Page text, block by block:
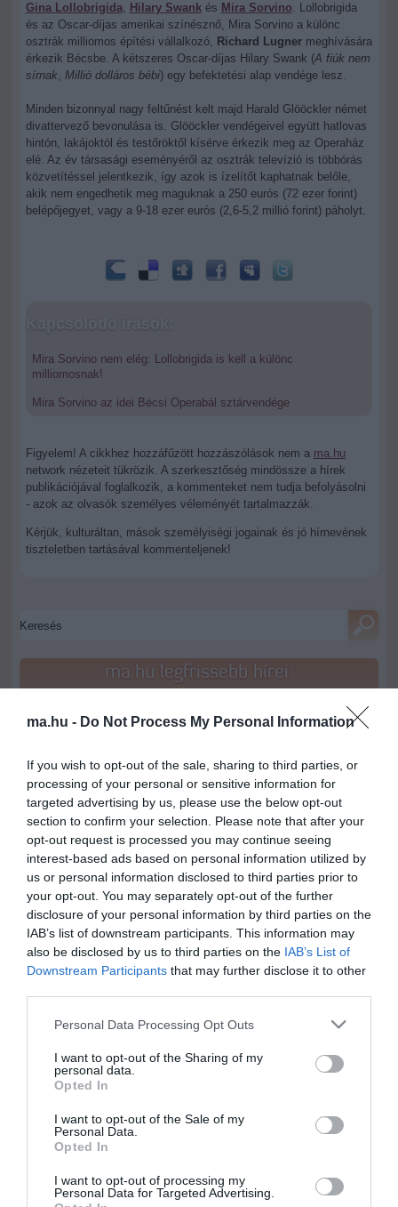
ma.hu - Do Not Process My Personal Information
If you wish to opt-out of the sale, sharing to third parties, or
processing of your personal or sensitive information for
targeted advertising by us, please use the below opt-out
section to confirm your selection. Please note that after your
opt-out request is processed you may continue seeing
interest-based ads based on personal information utilized by
us or personal information disclosed to third parties prior to
your opt-out. You may separately opt-out of the further
disclosure of your personal information by third parties on the
IAB’s list of downstream participants. This information may
also be disclosed by us to third parties on the IAB’s List of
Downstream Participants that may further disclose it to other
Please note that this website/app uses one or more Google
not limited to your visit or usage behaviour. You may click to
grant or deny consent to Google and its third-party tags to
use your data for below specified purposes in below Google
consent section.
Personal Data Processing Opt Outs
I want to opt-out of the Sharing of my
personal data.
Opted In
I want to opt-out of the Sale of my
Personal Data.
Opted In
I want to opt-out of processing my
Personal Data for Targeted Advertising.
Gina Lollobrigida, Hilary Swankés Mira Sorvino. Lollobrigida
és az Oscar-díjas amerikai színésznő, Mira Sorvino a különc
osztrák milliomos építési vállalkozó, Richard Lugnermeghívására
érkezik Bécsbe. A kétszeres Oscar-díjas Hilary Swank (A fiúk nem
sírnak, Millió dolláros bébi) egy befektetési alap vendége lesz.
Minden bizonnyal nagy feltűnést kelt majd Harald Glööckler német
divattervező bevonulása is. Glööckler vendégeivel együtt hatlovas
hintón, lakájoktól és testőröktől kísérve érkezik meg az Operaház
elé. Az év társasági eseményéről az osztrák televízió is többórás
közvetítéssel jelentkezik, így azok is ízelítőt kaphatnak belőle,
akik nem engedhetik meg maguknak a 250 eurós (72 ezer forint)
belépőjegyet, vagy a 9-18 ezer eurós (2,6-5,2 millió forint) páholyt.
Kapcsolódó írások:
Mira Sorvino nem elég: Lollobrigida is kell a különc
milliomosnak!
Mira Sorvino az idei Bécsi Operabál sztárvendége
Figyelem! A cikkhez hozzáfűzött hozzászólások nem a ma.hu
network nézeteit tükrözik. A szerkesztőség mindössze a hírek
publikációjával foglalkozik, a kommenteket nem tudja befolyásolni
- azok az olvasók személyes véleményét tartalmazzák.
Kérjük, kulturáltan, mások személyiségi jogainak és jó hírnevének
tiszteletben tartásával kommenteljenek!
ma.hu legfrissebb hírei:
kormány
18:37
Második világháborús német katonai motorkerékpár
bukkant elő a Dunából
16:12
A Tisza-frakció kezdeményezte, hogy jövő kedden legyen
az államfőválasztás
14:02
Szomjazó gólyának adott inni egy férfi Tiszakécskénél -
megható pillanatot rögzített a kamera
12:56
Megható felvétel: elpusztult borját vitte magával egy
delfinanya
10:53 Halálos fenyegetés miatt lemondta erdélyi koncertjét Majka
top fórum témák:
Tanár Úr gyere, mindjárt lesz Lillád!
AZ IGAZSÁG SOHA NEM KÉSŐ
Porvihar